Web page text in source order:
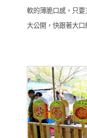
軟的薄脆口感，只
大公開，快跟著大